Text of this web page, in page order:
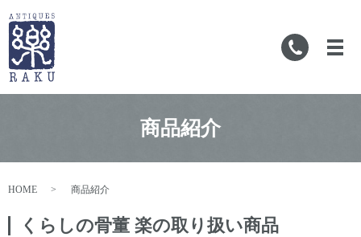
メ
商品紹介
HOME 商品紹介
くらしの骨董 楽の取り扱い商品